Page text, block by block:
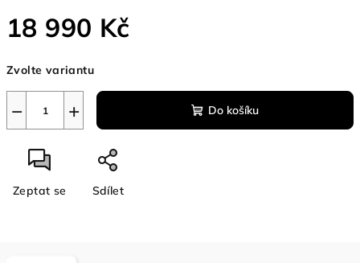
18 990 Kč
cena:
Zvolte variantu
+
− Do košíku
Zeptat se Sdílet